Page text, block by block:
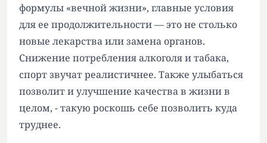
формулы «вечной жизни», главные условия
для ее продолжительности — это не столько
новые лекарства или замена органов.
Снижение потребления алкоголя и табака,
спорт звучат реалистичнее. Также улыбаться
позволит и улучшение качества в жизни в
целом, - такую роскошь себе позволить куда
труднее.